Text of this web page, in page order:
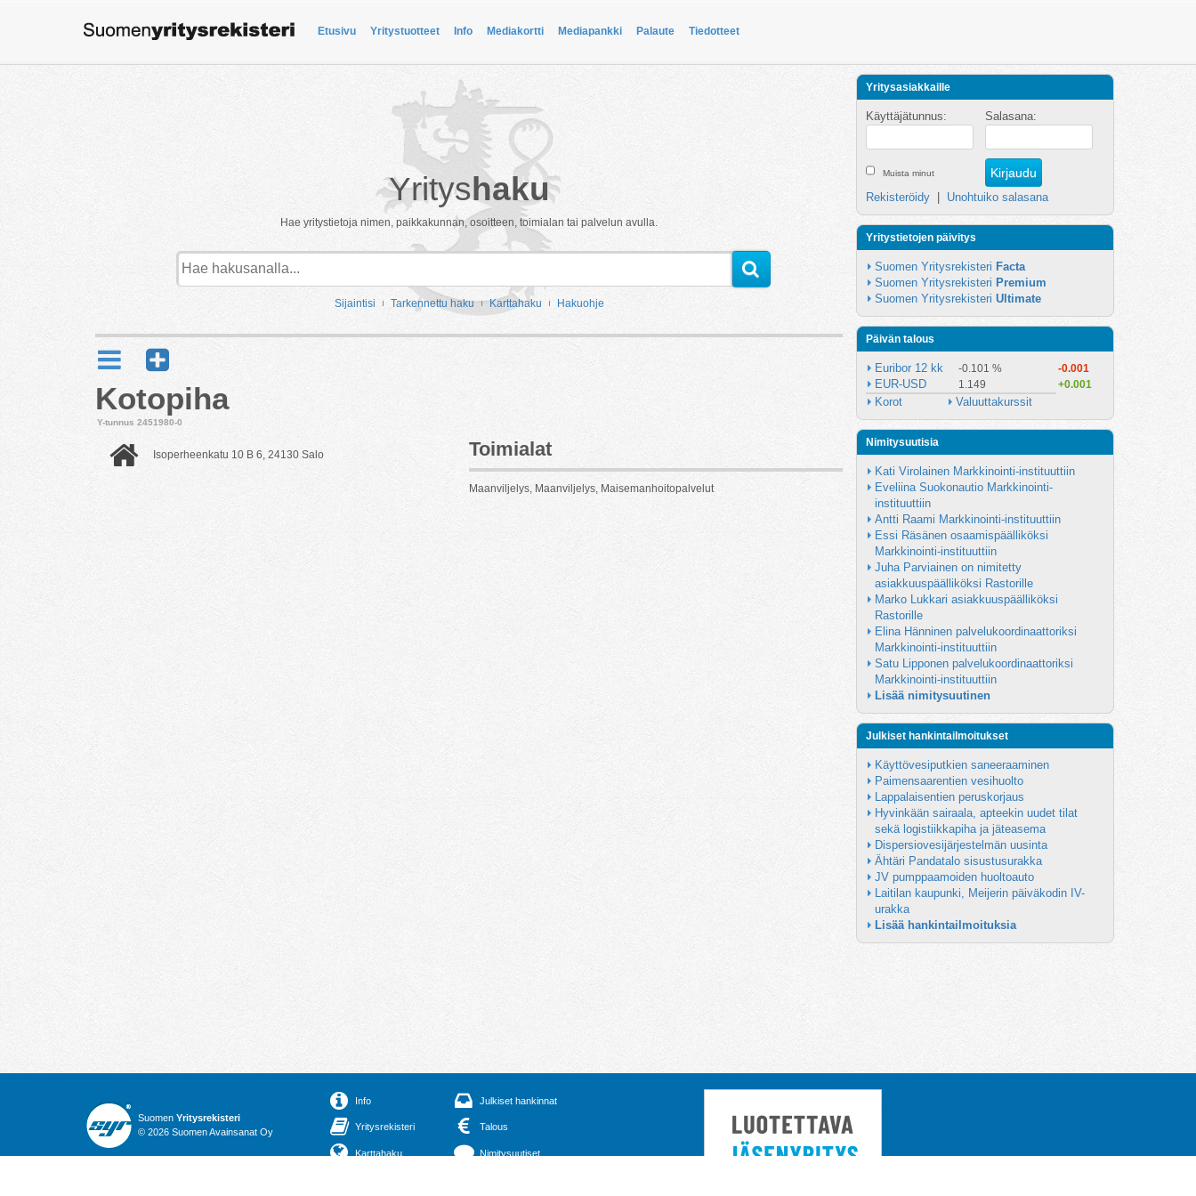
Etusivu Yritystuotteet Info Mediakortti Mediapankki Palaute Tiedotteet
Yrityshaku
Hae yritystietoja nimen, paikkakunnan, osoitteen, toimialan tai palvelun avulla.
Sijaintisi Tarkennettu haku Karttahaku Hakuohje
Kotopiha
Y-tunnus 2451980-0
Isoperheenkatu 10 B 6, 24130 Salo Toimialat
Maanviljelys, Maanviljelys, Maisemanhoitopalvelut
Yritysasiakkaille
Käyttäjätunnus: Salasana:
Muista minut
Rekisteröidy Unohtuiko salasana
Yritystietojen päivitys
Suomen Yritysrekisteri Facta
Suomen Yritysrekisteri Premium
Suomen Yritysrekisteri Ultimate
Päivän talous
Euribor 12 kk -0.101 % -0.001
EUR-USD 1.149 +0.001
Korot Valuuttakurssit
Nimitysuutisia
Kati Virolainen Markkinointi-instituuttiin
Eveliina Suokonautio Markkinointi-
instituuttiin
Antti Raami Markkinointi-instituuttiin
Essi Räsänen osaamispäälliköksi
Markkinointi-instituuttiin
Juha Parviainen on nimitetty
asiakkuuspäälliköksi Rastorille
Marko Lukkari asiakkuuspäälliköksi
Rastorille
Elina Hänninen palvelukoordinaattoriksi
Markkinointi-instituuttiin
Satu Lipponen palvelukoordinaattoriksi
Markkinointi-instituuttiin
Lisää nimitysuutinen
Julkiset hankintailmoitukset
Käyttövesiputkien saneeraaminen
Paimensaarentien vesihuolto
Lappalaisentien peruskorjaus
Hyvinkään sairaala, apteekin uudet tilat
sekä logistiikkapiha ja jäteasema
Dispersiovesijärjestelmän uusinta
Ähtäri Pandatalo sisustusurakka
JV pumppaamoiden huoltoauto
Laitilan kaupunki, Meijerin päiväkodin IV-
urakka
Lisää hankintailmoituksia
Suomen Yritysrekisteri
© 2026 Suomen Avainsanat Oy
Info
Yritysrekisteri
Karttahaku
Julkiset hankinnat
Talous
Nimitysuutiset